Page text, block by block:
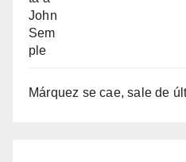
Márquez se cae, sale de